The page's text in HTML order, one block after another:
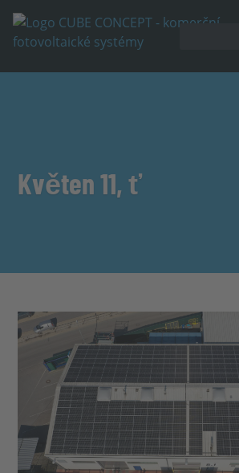
Květen 11, ť